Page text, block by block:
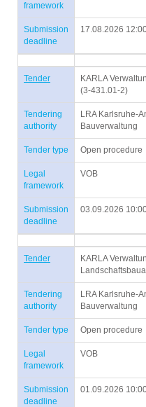
framework
Submission
deadline
17.08.2026
Tender
KARLA
(3-431.01-2)
Tendering
authority
LRA Karlsruhe-
Bauverwaltung
Tender type Open procedure
Legal
framework
VOB
Submission
deadline
03.09.2026
Tender
KARLA
Tendering
authority
LRA Karlsruhe-
Bauverwaltung
Tender type Open procedure
Legal
framework
VOB
Submission
deadline
01.09.2026